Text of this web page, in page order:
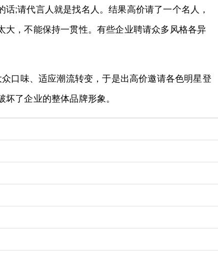
;请代言人就是找名人。结果高价请了一个名人，
，不能保持一贯性。有些企业聘请众多风格各异
口味、适应潮流转变，于是出高价邀请各色明星登
了企业的整体品牌形象。